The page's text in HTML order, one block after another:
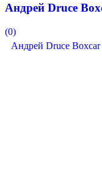
Андрей Druce
(0)
Андрей Druce Boxcar